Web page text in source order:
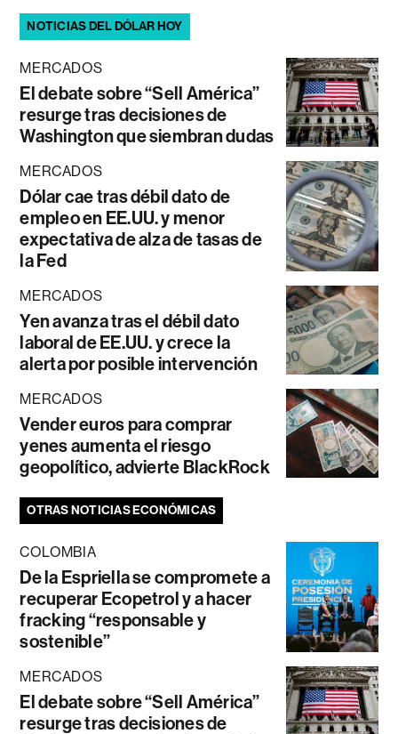
NOTICIAS DEL DÓLAR HOY
MERCADOS
El debate sobre “Sell América”
resurge tras decisiones de
Washington que siembran dudas
MERCADOS
Dólar cae tras débil dato de
empleo en EE.UU. y menor
expectativa de alza de tasas de
la Fed
MERCADOS
Yen avanza tras el débil dato
laboral de EE.UU. y crece la
alerta por posible intervención
MERCADOS
Vender euros para comprar
yenes aumenta el riesgo
geopolítico, advierte BlackRock
OTRAS NOTICIAS ECONÓMICAS
COLOMBIA
De la Espriella se compromete a
recuperar Ecopetrol y a hacer
fracking “responsable y
sostenible”
MERCADOS
El debate sobre “Sell América”
resurge tras decisiones de